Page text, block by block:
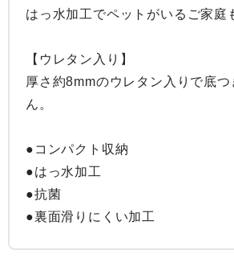
はっ水加工でペットがいるご家庭
【ウレタン入り】
厚さ約8mmのウレタン入りで底
ん。
●コンパクト収納
●はっ水加工
●抗菌
●裏面滑りにくい加工